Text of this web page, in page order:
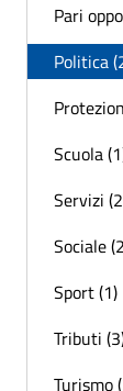
Pari
Politica
Scuola
Servizi
Sociale
Sport (1)
Tributi
Turismo